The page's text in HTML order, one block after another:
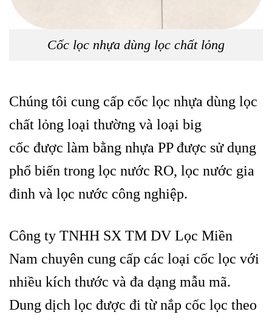
Cốc lọc nhựa dùng lọc chất lỏng
Chúng tôi cung cấp cốc lọc nhựa dùng lọc
chất lỏng loại thường và loại big
cốc được làm bằng nhựa PP được sử dụng
phổ biến trong lọc nước RO, lọc nước gia
đinh và lọc nước công nghiệp.
Công ty TNHH SX TM DV Lọc Miền
Nam chuyên cung cấp các loại cốc lọc với
nhiều kích thước và đa dạng mẫu mã.
Dung dịch lọc được đi từ nắp cốc lọc theo